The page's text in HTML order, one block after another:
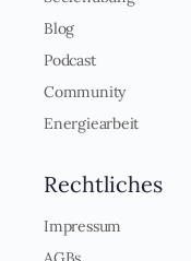
Blog
Podcast
Community
Energiearbeit
Rechtliches
Impressum